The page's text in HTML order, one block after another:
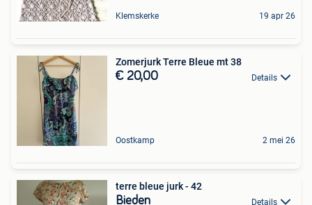
Klemskerke 19 apr 26
Zomerjurk Terre Bleue mt 38
€ 20,00 Details
Oostkamp 2 mei 26
terre bleue jurk - 42
Bieden Details